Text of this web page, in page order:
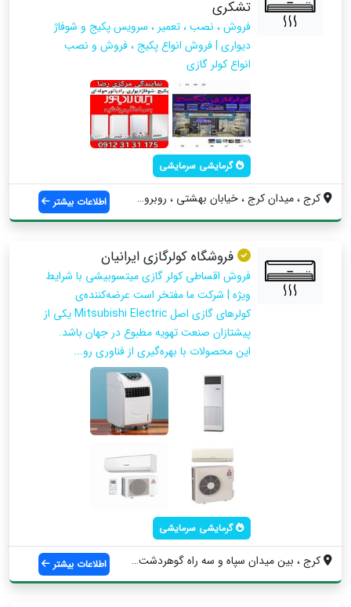
تشکری
فروش ، نصب ، تعمیر ، سرویس پکیج و شوفاژ
دیواری | فروش انواع پکیج ، فروش و نصب
انواع کولر گازی
گرمایشی سرمایشی
کرج ، میدان کرج ، خیابان بهشتی ، روبروی ... اطلاعات بیشتر
فروشگاه کولرگازی ایرانیان
فروش اقساطی کولر گازی میتسوبیشی با شرایط
ویژه | شرکت ما مفتخر است عرضه‌کننده‌ی
کولرهای گازی اصل Mitsubishi Electric یکی از
پیشتازان صنعت تهویه مطبوع در جهان باشد.
این محصولات با بهره‌گیری از فناوری رو...
گرمایشی سرمایشی
کرج ، بین میدان سپاه و سه راه گوهردشت ، ... اطلاعات بیشتر